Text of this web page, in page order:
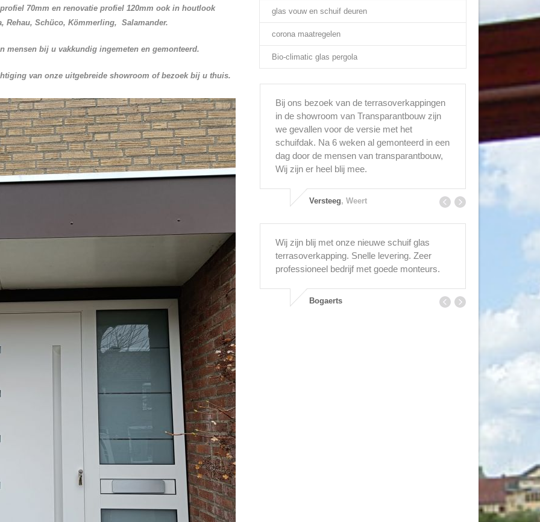
70mm en renovatie profiel 120mm ook in houtlook
Rehau, Schüco, Kömmerling, Salamander.
mensen bij u vakkundig ingemeten en gemonteerd.
van onze uitgebreide showroom of bezoek bij u thuis.
glas vouw en schuif deuren
corona maatregelen
Bio-climatic glas pergola
Wij zijn blij met onze nieuwe schuif glas
terrasoverkapping. Snelle levering. Zeer
professioneel bedrijf met goede monteurs.
Bogaerts
Bij ons bezoek van de terrasoverkappingen
in de showroom van Transparantbouw zijn
we gevallen voor de versie met het
schuifdak. Na 6 weken al gemonteerd in een
dag door de mensen van transparantbouw,
Wij zijn er heel blij mee.
Versteeg, Weert
We gingen
Gelukkig zijn wij in Venlo terechtgekomen op
aanraden van een kennis. Als je voor het
bedrijf staat wil je eigenlijk al weer weggaan,
maar eenmaal binnen weet je dat je hier
goed zit. Wat hebben ze een enorme keuze
aan geweldig mooie deuren. Wij konden we
Jongen, kerkrade
Wij zijn blij met onze nieuwe schuif glas
terrasoverkapping. Snelle levering. Zeer
professioneel bedrijf met goede monteurs.
Bogaerts